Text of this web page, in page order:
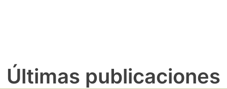
Últimas publicaciones